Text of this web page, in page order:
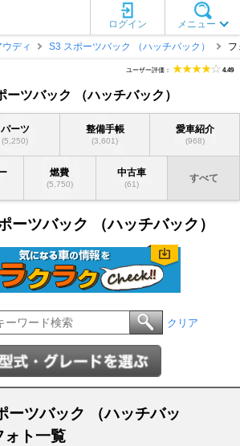
メニュー
ログイン
ウディ S3 スポーツバック （ハッチバック） フ
ーツバック （ハッチバック）
ユーザー評価： 4.49
パーツ
(5,250)
整備手帳
(3,601)
愛車紹介
(968)
燃費
(5,750)
中古車
(61)
すべて
ーツバック （ハッチバック）
クリア
ーツバック （ハッチバッ
ト一覧